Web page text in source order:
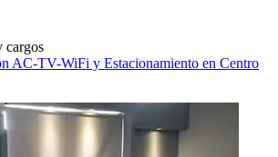
cargos
AC-TV-WiFi y Estacionamiento en Centro